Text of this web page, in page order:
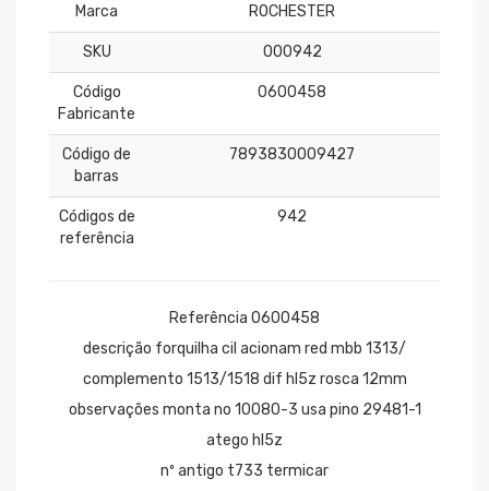
Marca ROCHESTER
SKU 000942
Código
Fabricante
0600458
Código de
barras
7893830009427
Códigos de
referência
942
Referência 0600458
descrição forquilha cil acionam red mbb 1313/
complemento 1513/1518 dif hl5z rosca 12mm
observações monta no 10080-3 usa pino 29481-1
atego hl5z
nº antigo t733 termicar